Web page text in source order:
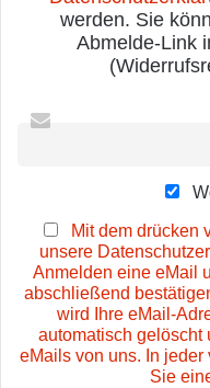
werden. Sie
Abmelde-Link
Mit dem drücken
unsere
Anmelden eine eMail
abschließend
wird Ihre eMail-
automatisch gelöscht
eMails von uns. In
Sie